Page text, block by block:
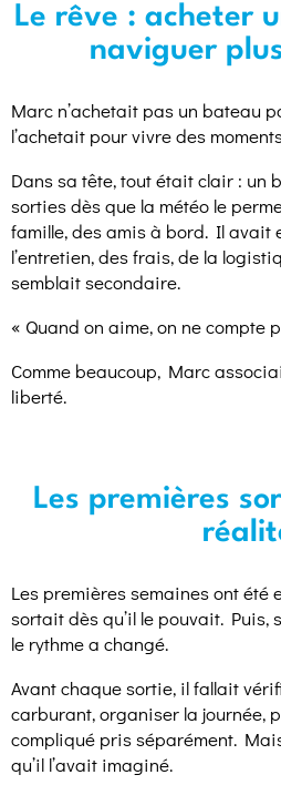
Le rêve : acheter
naviguer
Marc n’achetait pas un bateau
l’achetait pour vivre des
Dans sa tête, tout était clair : un
sorties dès que la météo le
famille, des amis à bord. Il avait
l’entretien, des frais, de la
semblait secondaire.
« Quand on aime, on ne compte
Comme beaucoup, Marc
liberté.
Les premières
Les premières semaines ont été
sortait dès qu’il le pouvait. Puis,
le rythme a changé.
Avant chaque sortie, il fallait
carburant, organiser la journée,
compliqué pris séparément.
qu’il l’avait imaginé.